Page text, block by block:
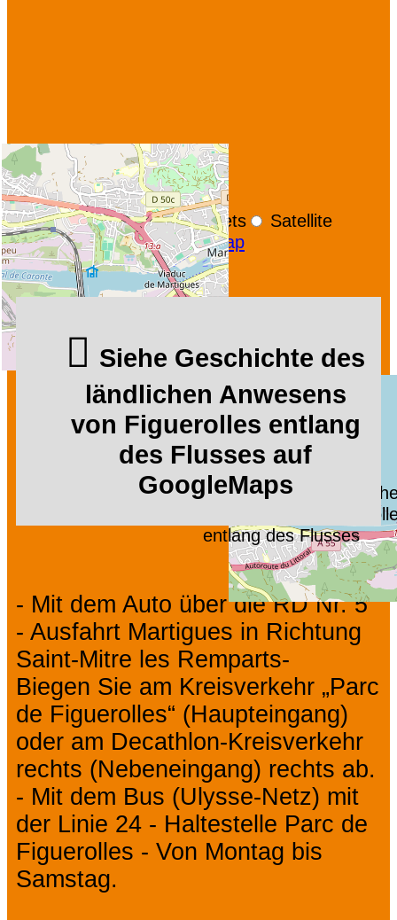
Geschichte des
Anwesens von
entlang des Flusses
+−
OpenStreetMap
Streets
Satellite
Leaflet |©OpenStreetMap
Siehe Geschichte des
ländlichen Anwesens
von Figuerolles entlang
des Flusses auf
GoogleMaps
- Mit dem Auto über die RD Nr. 5
- Ausfahrt Martigues in Richtung
Saint-Mitre les Remparts-
Biegen Sie am Kreisverkehr „Parc
de Figuerolles“ (Haupteingang)
oder am Decathlon-Kreisverkehr
rechts (Nebeneingang) rechts ab.
- Mit dem Bus (Ulysse-Netz) mit
der Linie 24 - Haltestelle Parc de
Figuerolles - Von Montag bis
Samstag.